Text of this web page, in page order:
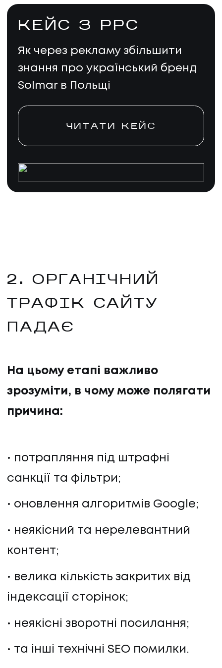
КЕЙС З PPC
Як через рекламу збільшити
знання про український бренд
Solmar в Польщі
ЧИТАТИ КЕЙС
2. ОРГАНІЧНИЙ
ТРАФІК САЙТУ
ПАДАЄ
На цьому етапі важливо
зрозуміти, в чому може полягати
причина:
потрапляння під штрафні
санкції та фільтри;
оновлення алгоритмів Google;
неякісний та нерелевантний
контент;
велика кількість закритих від
індексації сторінок;
неякісні зворотні посилання;
та інші технічні SEO помилки.